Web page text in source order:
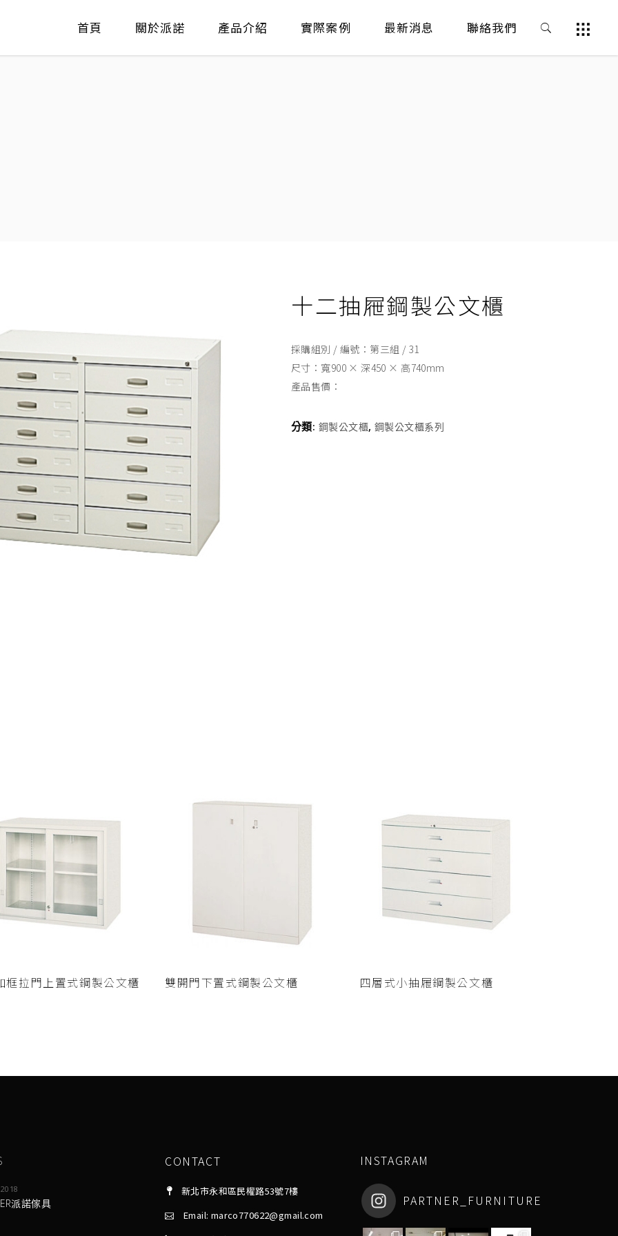
首頁 關於派諾 產品介紹 實際案例 最新消息 聯絡我們
十二抽屜鋼製公文櫃
採購組別 / 編號：第三組 / 31
尺寸：寬900 × 深450 × 高740mm
產品售價：
分類: 鋼製公文櫃, 鋼製公文櫃系列
查看內容
框拉門上置式鋼製公文櫃 查看內容
雙開門下置式鋼製公文櫃 查看內容
四層式小抽屜鋼製公文櫃
派諾傢具
CONTACT
新北市永和區民權路53號7樓
Email: marco770622@gmail.com
INSTAGRAM
PARTNER_FURNITURE